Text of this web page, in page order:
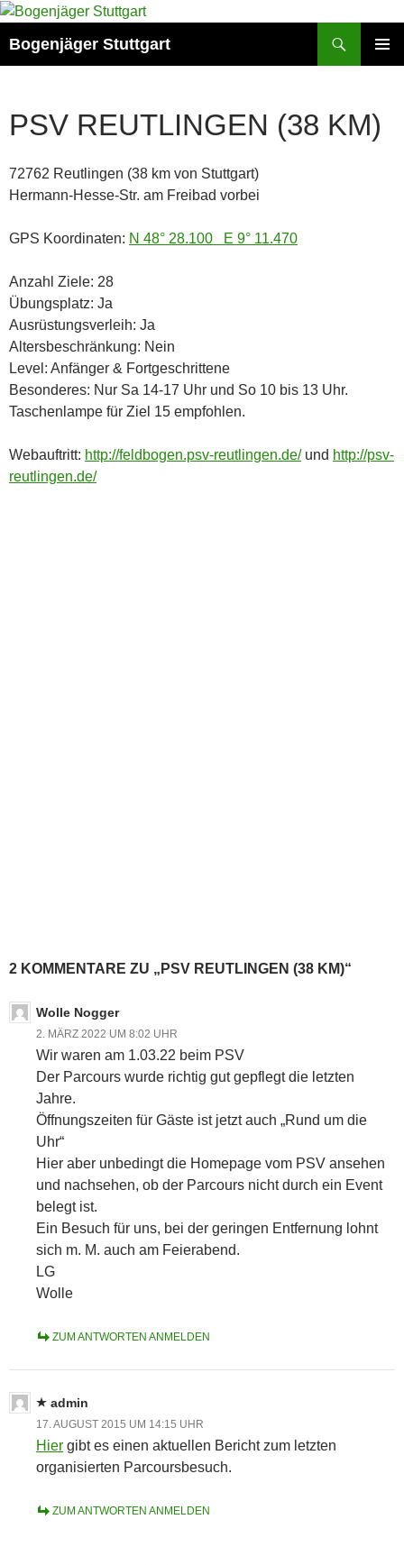
Zum
springen
Bogenjäger Stuttgart
PSV REUTLINGEN (38 KM)
72762 Reutlingen (38 km von Stuttgart)
Hermann-Hesse-Str. am Freibad vorbei
GPS Koordinaten: N 48° 28.100 E 9° 11.470
Anzahl Ziele: 28
Übungsplatz: Ja
Ausrüstungsverleih: Ja
Altersbeschränkung: Nein
Level: Anfänger & Fortgeschrittene
Besonderes: Nur Sa 14-17 Uhr und So 10 bis 13 Uhr.
Taschenlampe für Ziel 15 empfohlen.
Webauftritt: http://feldbogen.psv-reutlingen.de/und http://psv-
reutlingen.de/
2 KOMMENTARE ZU „PSV REUTLINGEN (38 KM)“
Wolle Nogger
2. MÄRZ 2022 UM 8:02 UHR
Wir waren am 1.03.22 beim PSV
Der Parcours wurde richtig gut gepflegt die letzten
Jahre.
Öffnungszeiten für Gäste ist jetzt auch „Rund um die
Uhr“
Hier aber unbedingt die Homepage vom PSV ansehen
und nachsehen, ob der Parcours nicht durch ein Event
belegt ist.
Ein Besuch für uns, bei der geringen Entfernung lohnt
sich m. M. auch am Feierabend.
LG
Wolle
ZUM ANTWORTEN ANMELDEN
admin
17. AUGUST 2015 UM 14:15 UHR
Hier gibt es einen aktuellen Bericht zum letzten
organisierten Parcoursbesuch.
ZUM ANTWORTEN ANMELDEN